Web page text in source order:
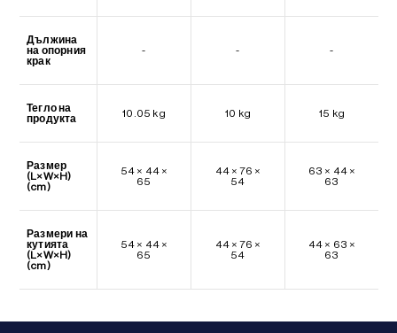
Дължина
на опорния
крак
- - -
Тегло на
продукта
10.05 kg 10 kg 15 kg
Размер
(L×W×H)
(cm)
54 × 44 ×
65
44 × 76 ×
54
63 × 44 ×
63
Размери на
кутията
(L×W×H)
(cm)
54 × 44 ×
65
44 × 76 ×
54
44 × 63 ×
63